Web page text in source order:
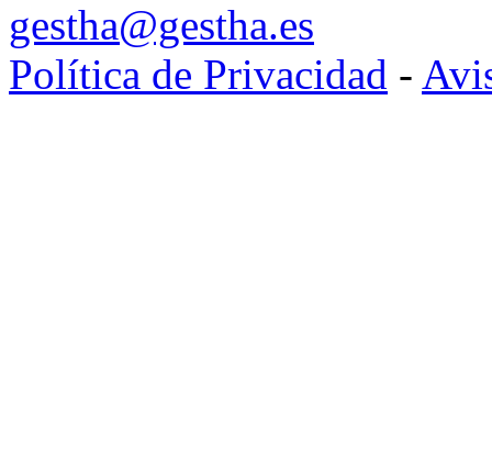
gestha@gestha.es
Política de Privacidad -